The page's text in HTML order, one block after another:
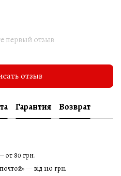
первый отзыв
отзыв
Гарантия Возврат
от 80 грн.
— від 110 грн.